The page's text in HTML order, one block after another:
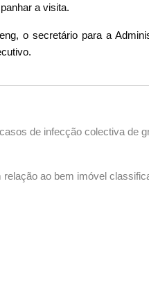
a visita.
o secretário para a
de infecção colectiva de
relação ao bem imóvel